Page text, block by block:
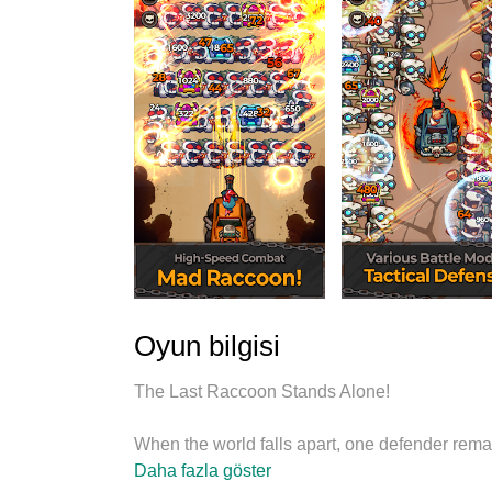
Oyun bilgisi
The Last Raccoon Stands Alone!
When the world falls apart, one defender
A raccoon. A mad one. The last one.
Daha fazla göster